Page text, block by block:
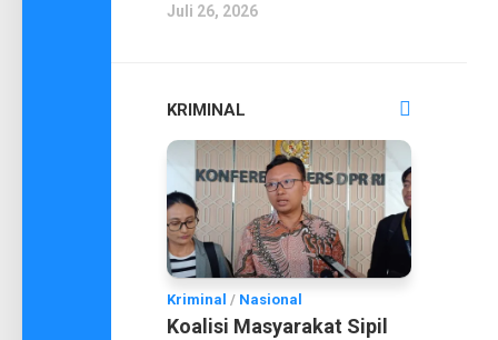
Juli 26, 2026
KRIMINAL
Kriminal / Nasional
Koalisi Masyarakat Sipil